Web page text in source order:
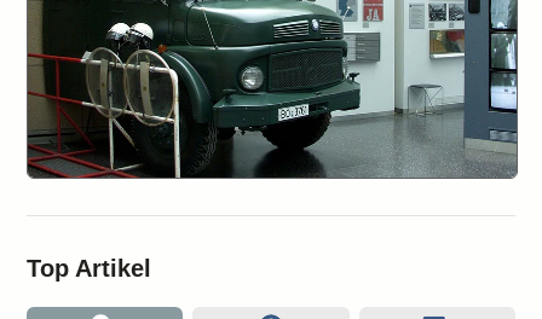
Top Artikel